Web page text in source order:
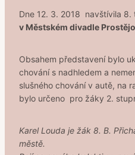
Dne 12. 3. 2018 navštívila 8.
v Městském divadle
Obsahem představení bylo
chování s nadhledem a
slušného chování v autě, na
bylo určeno pro žáky 2.
Karel Louda je žák 8. B.
městě.